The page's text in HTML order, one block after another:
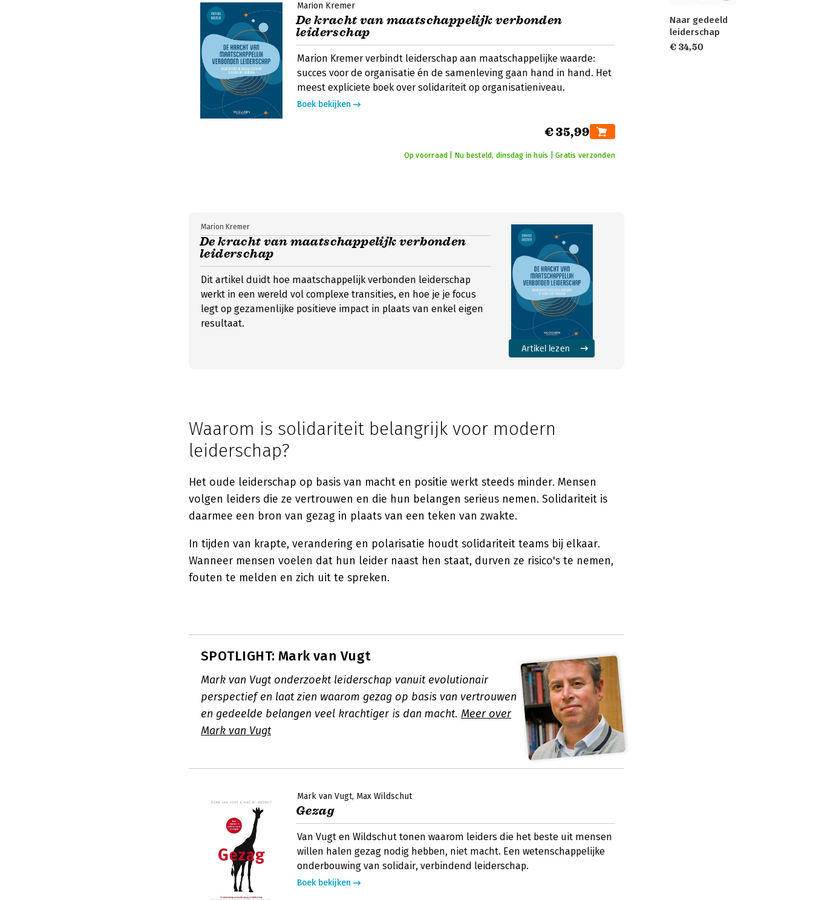
Marion Kremer
De kracht van maatschappelijk verbonden
leiderschap
Marion Kremer verbindt leiderschap aan maatschappelijke waarde:
succes voor de organisatie én de samenleving gaan hand in hand. Het
meest expliciete boek over solidariteit op organisatieniveau.
Boek bekijken
€ 35,99
Op voorraad | Nu besteld, dinsdag in huis | Gratis verzonden
De kracht van maatschappelijk verbonden
leiderschap
Marion Kremer
Dit artikel duidt hoe maatschappelijk verbonden leiderschap
werkt in een wereld vol complexe transities, en hoe je je focus
legt op gezamenlijke positieve impact in plaats van enkel eigen
resultaat.
Artikel lezen
Waarom is solidariteit belangrijk voor modern
leiderschap?
Het oude leiderschap op basis van macht en positie werkt steeds minder. Mensen
volgen leiders die ze vertrouwen en die hun belangen serieus nemen. Solidariteit is
daarmee een bron van gezag in plaats van een teken van zwakte.
In tijden van krapte, verandering en polarisatie houdt solidariteit teams bij elkaar.
Wanneer mensen voelen dat hun leider naast hen staat, durven ze risico's te nemen,
fouten te melden en zich uit te spreken.
SPOTLIGHT: Mark van Vugt
Mark van Vugt onderzoekt leiderschap vanuit evolutionair
perspectief en laat zien waarom gezag op basis van vertrouwen
en gedeelde belangen veel krachtiger is dan macht. Meer over
Mark van Vugt
Mark van Vugt Max Wildschut
Gezag
Van Vugt en Wildschut tonen waarom leiders die het beste uit mensen
willen halen gezag nodig hebben, niet macht. Een wetenschappelijke
onderbouwing van solidair, verbindend leiderschap.
Boek bekijken
Naar gedeeld
leiderschap
€ 34,50